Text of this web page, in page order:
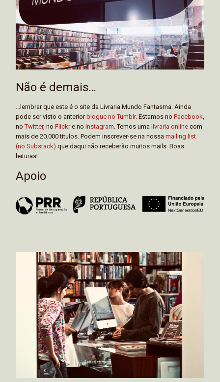
Não é demais…
...lembrar que este é o site da Livraria Mundo Fantasma. Ainda
pode ser visto o anterior blogue no Tumblr. Estamos no Facebook,
noTwitter, no Flickre no Instagram. Temos uma livraria online com
mais de 20.000 títulos. Podem inscrever-se na nossa mailing list
(no Substack) que daqui não receberão muitos mails. Boas
leituras!
Apoio